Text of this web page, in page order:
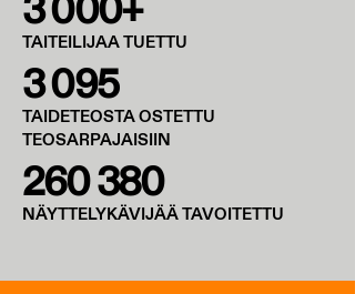
TAITEILIJAA TUETTU
3 095
TAIDETEOSTA OSTETTU
TEOSARPAJAISIIN
260 380
NÄYTTELYKÄVIJÄÄ TAVOITETTU